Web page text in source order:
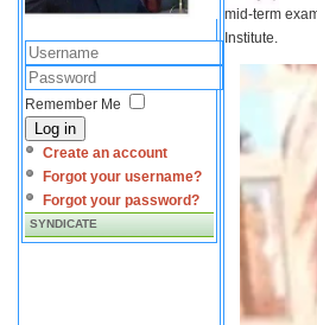
Remember Me
Log in
Create an account
Forgot your username?
Forgot your password?
SYNDICATE
mid-term
Institute.